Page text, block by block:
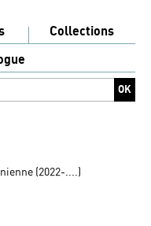
Collections
(2022-....)